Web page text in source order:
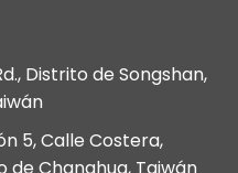
Distrito de Songshan,
5, Calle Costera,
de Changhua, Taiwán